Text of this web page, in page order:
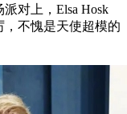
对上，Elsa Hosk
不愧是天使超模的